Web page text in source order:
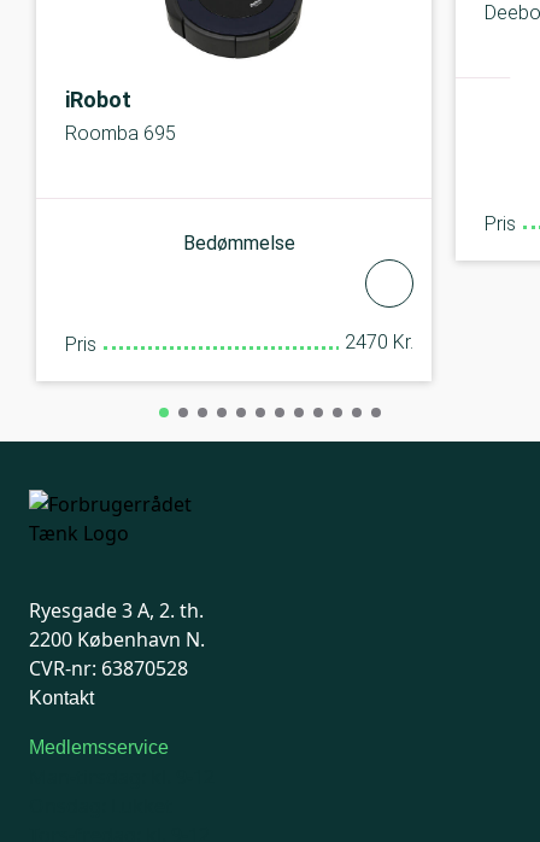
iRobot
Roomba 695
Bedømmelse
Pris 2470 Kr.
Pris
Ryesgade 3 A, 2. th.
2200 København N.
CVR-nr: 63870528
Kontakt
Medlemsservice